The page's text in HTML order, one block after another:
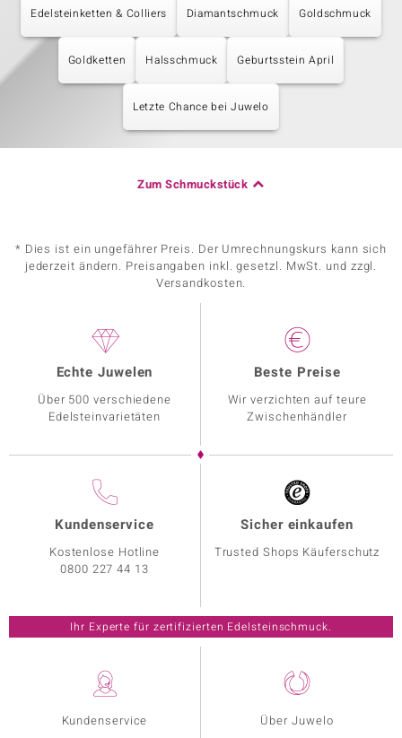
Edelsteinketten & Colliers Diamantschmuck Goldschmuck
Goldketten Halsschmuck Geburtsstein April
Letzte Chance bei Juwelo
Zum Schmuckstück
* Dies ist ein ungefährer Preis. Der Umrechnungskurs kann sich
jederzeit ändern. Preisangaben inkl. gesetzl. MwSt. und zzgl.
Versandkosten.
Kundenservice
Über Juwelo
Echte Juwelen
Über 500 verschiedene
Edelsteinvarietäten
Beste Preise
Wir verzichten auf teure
Zwischenhändler
Kundenservice
Kostenlose Hotline
0800 227 44 13
Sicher einkaufen
Trusted Shops Käuferschutz
Ihr Experte für zertifizierten Edelsteinschmuck.